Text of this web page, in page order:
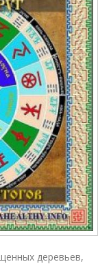
деревьев,